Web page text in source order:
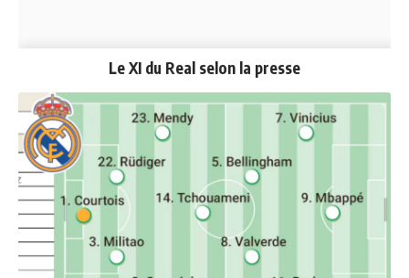
Le XI du Real selon la presse